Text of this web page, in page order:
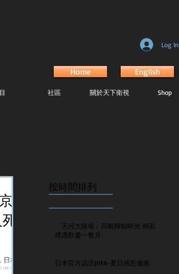
Log In
Home English
社區 關於天下衛視 Shop
本航
場跑
按時間排列
...............................................................
...............................................................
「天河大賭場」四載輝煌時光 精彩
禮遇歡慶一整月
日本官方認證JHFA-夏日感恩優惠